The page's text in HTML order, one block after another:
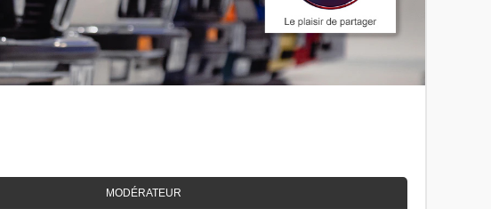
MODÉRATEUR